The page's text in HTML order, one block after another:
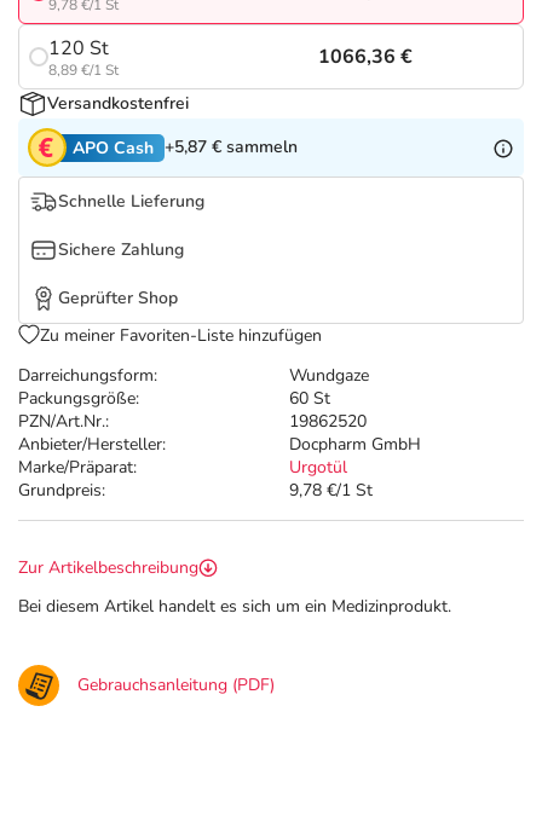
Tierapotheke
Vitamine & Mineralstoffe
Marken
Salus Deals
Darreichungsform:
Wundgaze
Packungsgröße:
60 St
PZN/Art.Nr.:
19862520
Anbieter/Hersteller:
Docpharm GmbH
Marke/Präparat:
Urgotül
Grundpreis:
9,78 €/1 St
9,78 €/1 St
120 St
8,89 €/1 St
1066,36 €
Versandkostenfrei
APO Cash +5,87 € sammeln
Schnelle Lieferung
Sichere Zahlung
Geprüfter Shop
Zu meiner Favoriten-Liste hinzufügen
Zur Artikelbeschreibung
Bei diesem Artikel handelt es sich um ein Medizinprodukt.
Gebrauchsanleitung (PDF)